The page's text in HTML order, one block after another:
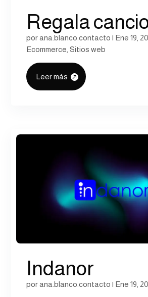
Regala
porana.blanco.contacto | Ene 19,
Ecommerce ,Sitios web
Leer más
Indanor
porana.blanco.contacto | Ene 19,